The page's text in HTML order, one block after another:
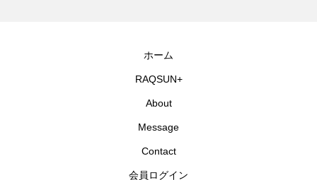
ホーム
RAQSUN+
About
Message
Contact
会員ログイン